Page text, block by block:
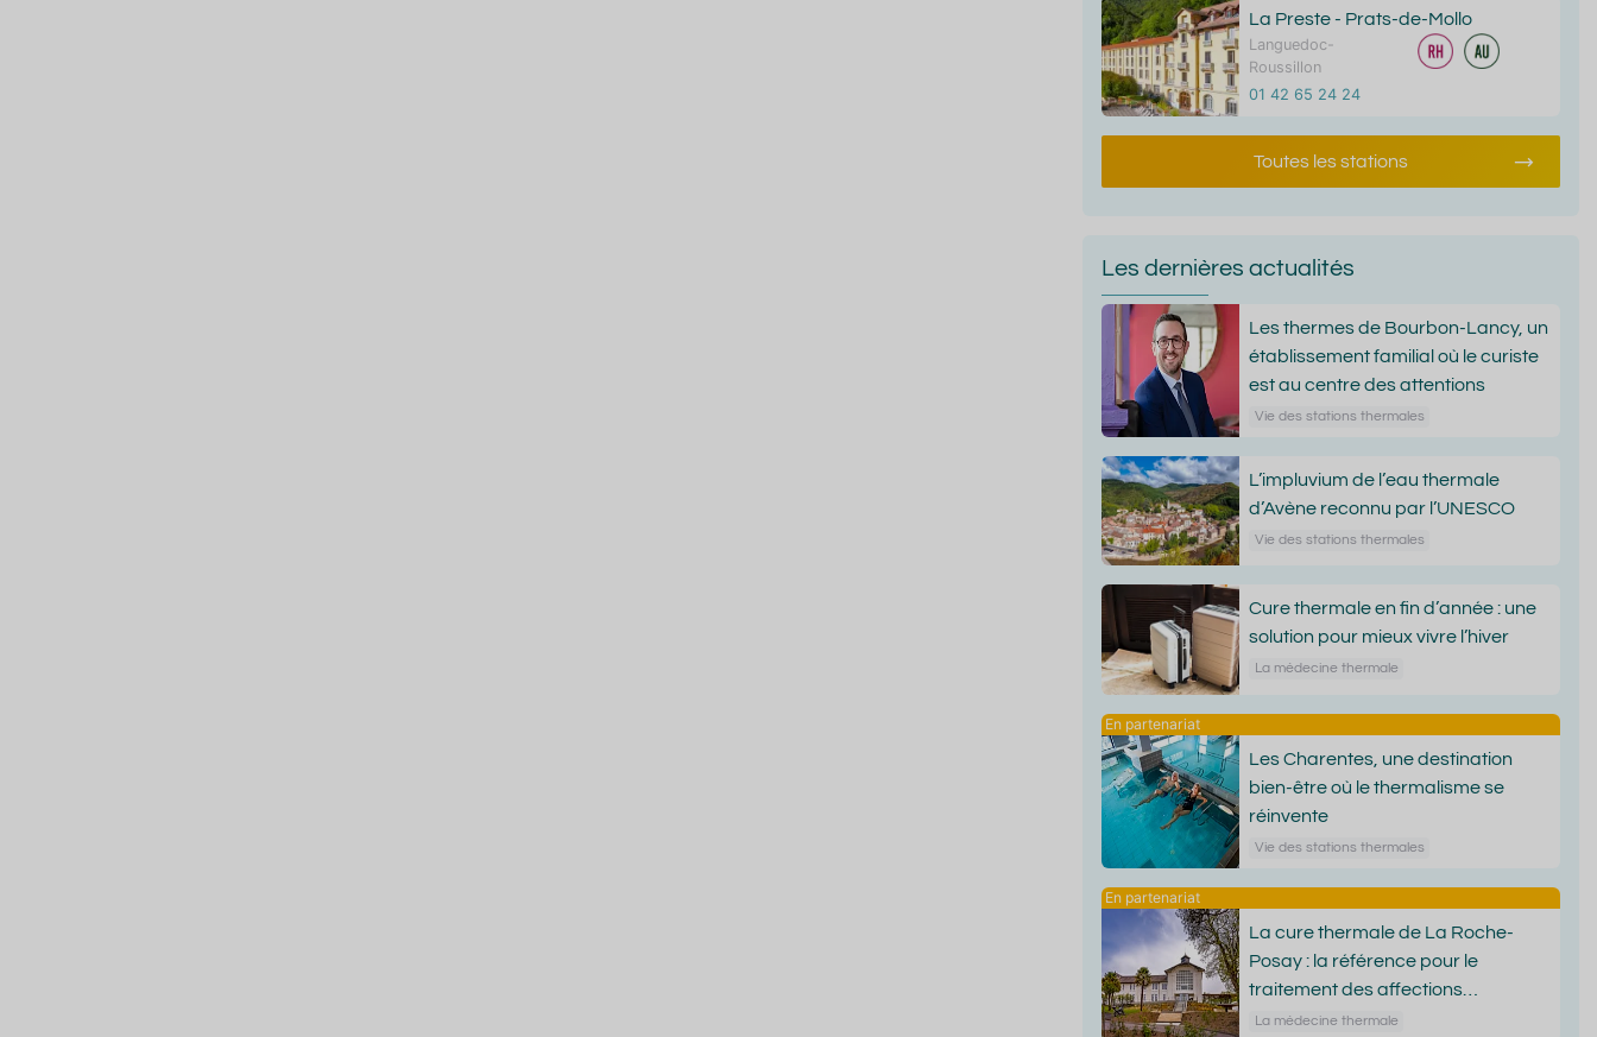
La Preste - Prats-de-Mollo
Languedoc-
Roussillon
01 42 65 24 24
Toutes les stations
Les dernières actualités
Les thermes de Bourbon-Lancy, un
établissement familial où le curiste
est au centre des attentions
Vie des stations thermales
L’impluvium de l’eau thermale
d’Avène reconnu par l’UNESCO
Vie des stations thermales
Cure thermale en fin d’année : une
solution pour mieux vivre l’hiver
La médecine thermale
Les Charentes, une destination
bien-être où le thermalisme se
réinvente
Vie des stations thermales
La cure thermale de La Roche-
Posay : la référence pour le
traitement des affections
dermatologiques
La médecine thermale